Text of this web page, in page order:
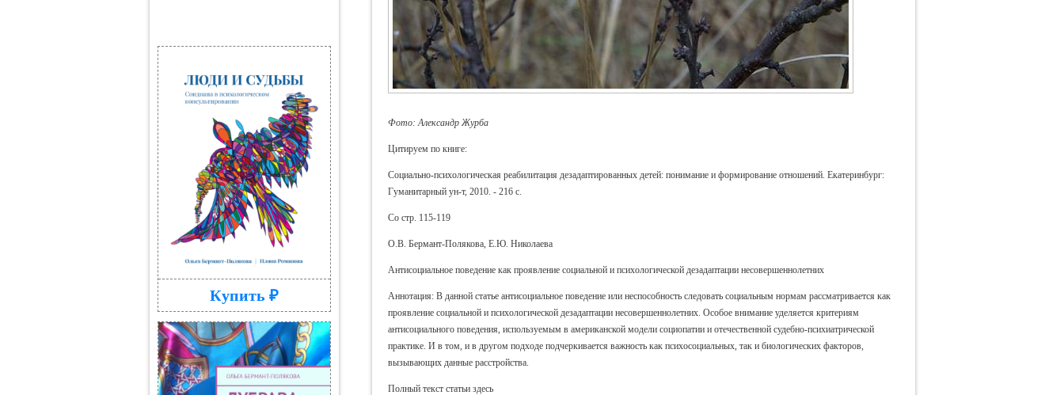
Купить ₽
Фото: Александр Журба
Цитируем по книге:
Социально-психологическая реабилитация дезадаптированных детей: понимание и формирование отношений. Екатеринбург:
Гуманитарный ун-т, 2010. - 216 с.
Со стр. 115-119
О.В. Бермант-Полякова, Е.Ю. Николаева
Антисоциальное поведение как проявление социальной и психологической дезадаптации несовершеннолетних
Аннотация: В данной статье антисоциальное поведение или неспособность следовать социальным нормам рассматривается как
проявление социальной и психологической дезадаптации несовершеннолетних. Особое внимание уделяется критериям
антисоциального поведения, используемым в американской модели социопатии и отечественной судебно-психиатрической
практике. И в том, и в другом подходе подчеркивается важность как психосоциальных, так и биологических факторов,
вызывающих данные расстройства.
Полный текст статьи здесь